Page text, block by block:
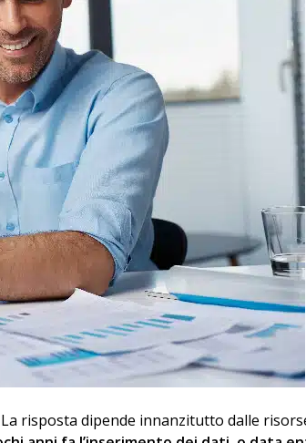
risposta dipende innanzitutto dalle